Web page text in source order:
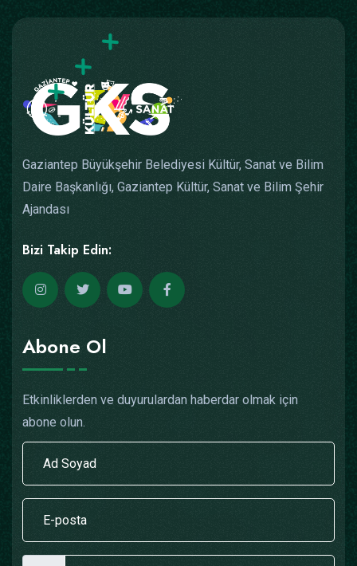
Gaziantep Büyükşehir Belediyesi Kültür, Sanat ve Bilim
Daire Başkanlığı, Gaziantep Kültür, Sanat ve Bilim Şehir
Ajandası
Bizi Takip Edin:
Abone Ol
Etkinliklerden ve duyurulardan haberdar olmak için
abone olun.